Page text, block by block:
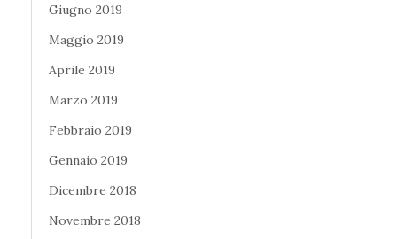
Giugno 2019
Maggio 2019
Aprile 2019
Marzo 2019
Febbraio 2019
Gennaio 2019
Dicembre 2018
Novembre 2018